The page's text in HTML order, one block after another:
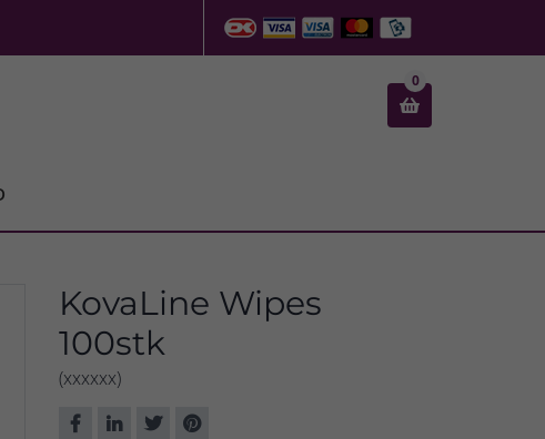

0
KovaLine Wipes
100stk
(xxxxxx)